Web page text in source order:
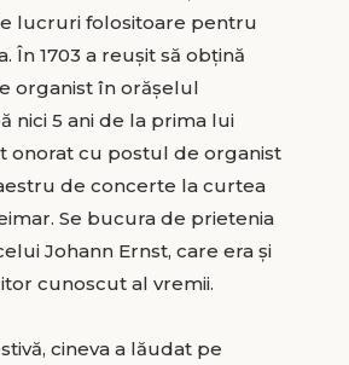
lucruri folositoare pentru
În 1703 a reușit să obțină
organist în orășelul
nici 5 ani de la prima lui
onorat cu postul de organist
de concerte la curtea
Se bucura de prietenia
Johann Ernst, care era și
cunoscut al vremii.
cineva a lăudat pe